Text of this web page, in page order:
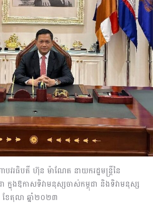
វរធិបតី ហ៊ុន ម៉ាណែត នាយករដ្ឋមន្ត្រីនៃ
ា ក្នុងឱកាសទិវាមនុស្សចាស់កម្ពុជា និងទិវាមនុស្ស
ខែតុលា ឆ្នាំ២០២៣